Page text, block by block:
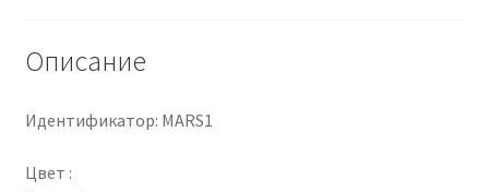
Описание
Идентификатор: MARS1
Цвет :